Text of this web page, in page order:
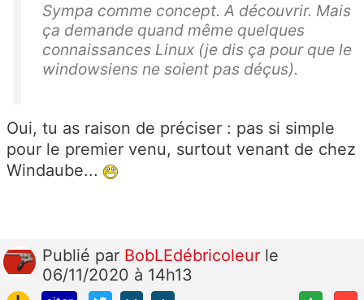
Sympa comme concept. A découvrir. Mais
ça demande quand même quelques
connaissances Linux (je dis ça pour que le
windowsiens ne soient pas déçus).
Oui, tu as raison de préciser : pas si simple
pour le premier venu, surtout venant de chez
Windaube...
Publié par BobLEdébricoleur le
06/11/2020 à 14h13